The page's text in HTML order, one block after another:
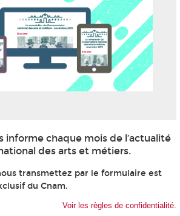
informe chaque mois de l’actualité
des arts et métiers.
transmettez par le formulaire est
du Cnam.
Voir les règles de confidentialité.